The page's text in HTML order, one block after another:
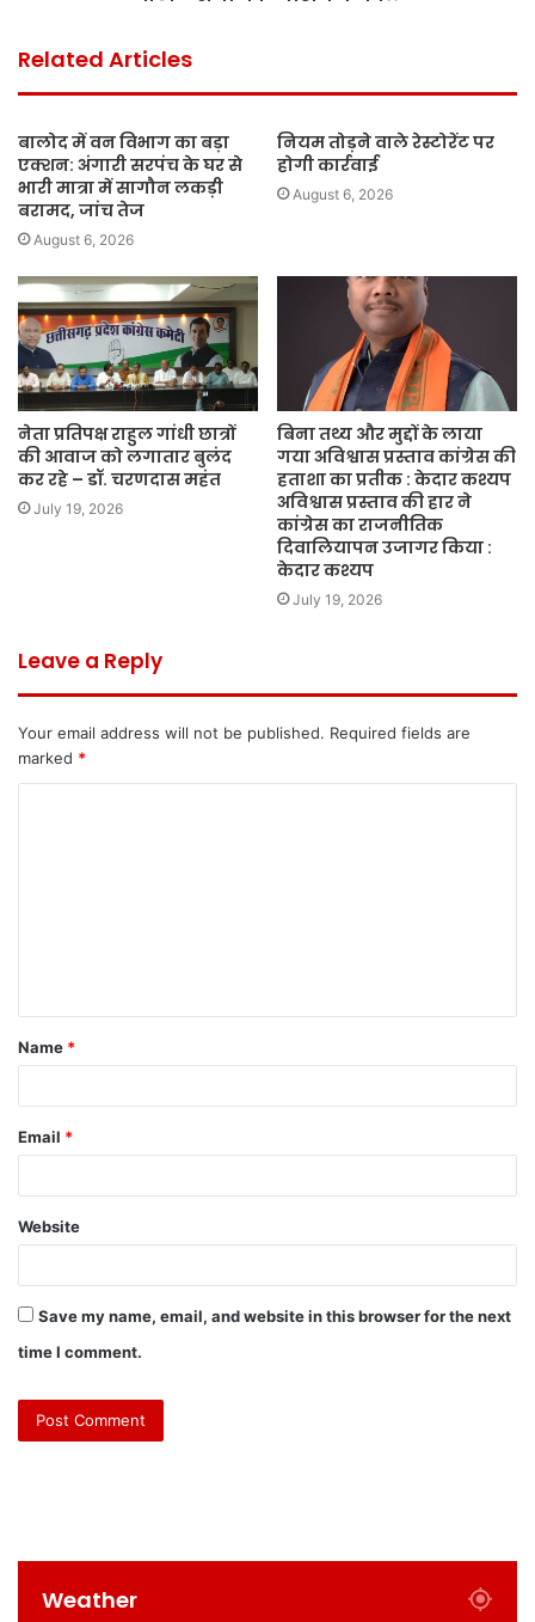
Related Articles
बालोद में वन विभाग का बड़ा
एक्शन: अंगारी सरपंच के घर से
भारी मात्रा में सागौन लकड़ी
बरामद, जांच तेज
August 6, 2026
नियम तोड़ने वाले रेस्टोरेंट पर
होगी कार्रवाई
August 6, 2026
नेता प्रतिपक्ष राहुल गांधी छात्रों
की आवाज को लगातार बुलंद
कर रहे – डॉ. चरणदास महंत
July 19, 2026
बिना तथ्य और मुद्दों के लाया
गया अविश्वास प्रस्ताव कांग्रेस की
हताशा का प्रतीक : केदार कश्यप
अविश्वास प्रस्ताव की हार ने
कांग्रेस का राजनीतिक
दिवालियापन उजागर किया :
केदार कश्यप
July 19, 2026
Leave a Reply
Your email address will not be published. Required fields are
marked *
t
*
Name *
Email *
Website
Save my name, email, and website in this browser for the next
time I comment.
Weather